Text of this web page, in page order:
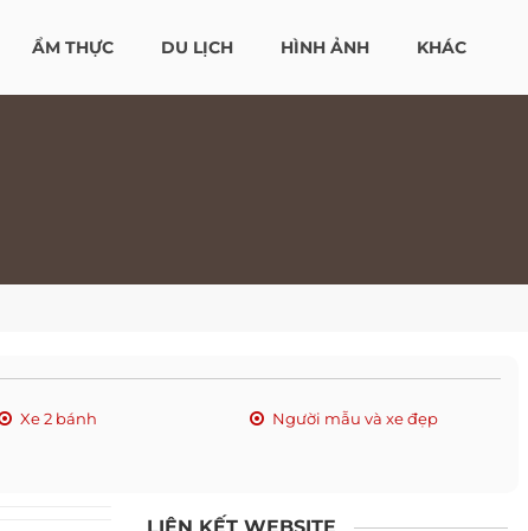
ẨM THỰC DU LỊCH HÌNH ẢNH KHÁC
Xe 2 bánh
Người mẫu và xe đẹp